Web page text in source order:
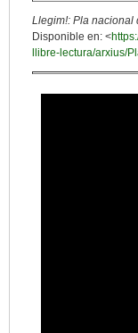
Llegim!: Pla nacional
Disponible en: <
llibre-lectura/arxius/